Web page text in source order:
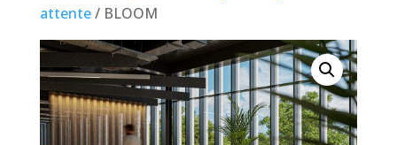
attente/ BLOOM